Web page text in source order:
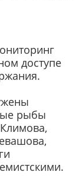
доступе
рыбы